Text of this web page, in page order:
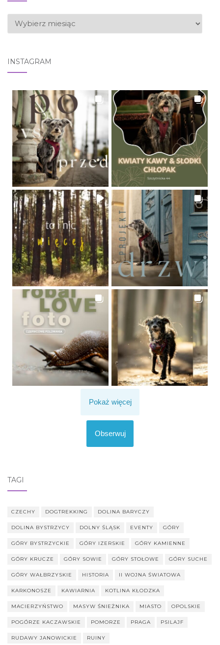
ARCHIWUM
INSTAGRAM
Pokaż więcej
Obserwuj
TAGI
CZECHY DOGTREKKING DOLINA BARYCZY
DOLINA BYSTRZYCY DOLNY ŚLĄSK EVENTY GÓRY
GÓRY BYSTRZYCKIE GÓRY IZERSKIE GÓRY KAMIENNE
GÓRY KRUCZE GÓRY SOWIE GÓRY STOŁOWE GÓRY SUCHE
GÓRY WAŁBRZYSKIE HISTORIA II WOJNA ŚWIATOWA
KARKONOSZE KAWIARNIA KOTLINA KŁODZKA
MACIERZYŃSTWO MASYW ŚNIEŻNIKA MIASTO OPOLSKIE
POGÓRZE KACZAWSKIE POMORZE PRAGA PSILAJF
RUDAWY JANOWICKIE RUINY